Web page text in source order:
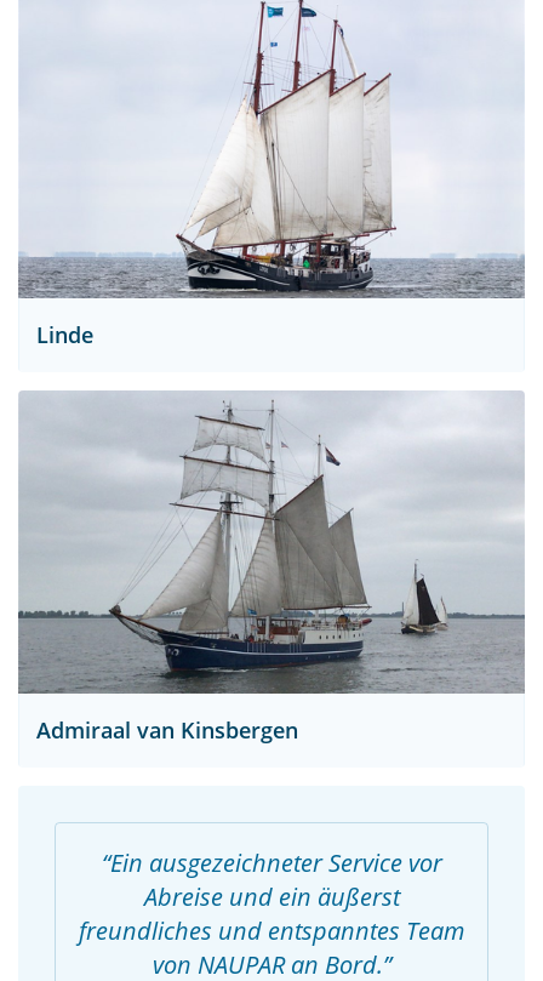
Linde
Admiraal van Kinsbergen
Ein ausgezeichneter Service vor
Abreise und ein äußerst
freundliches und entspanntes Team
von NAUPAR an Bord.